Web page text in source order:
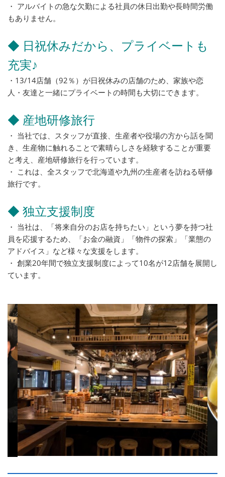
・ アルバイトの急な欠勤による社員の休日出勤や長時間労働
もありません。
◆ 日祝休みだから、プライベートも
充実♪
・13/14店舗（92％）が日祝休みの店舗のため、家族や恋
人・友達と一緒にプライベートの時間も大切にできます。
◆ 産地研修旅行
・ 当社では、スタッフが直接、生産者や役場の方から話を聞
き、生産物に触れることで素晴らしさを経験することが重要
と考え、産地研修旅行を行っています。
・ これは、全スタッフで北海道や九州の生産者を訪ねる研修
旅行です。
◆ 独立支援制度
・ 当社は、「将来自分のお店を持ちたい」という夢を持つ社
員を応援するため、「お金の融資」「物件の探索」「業態の
アドバイス」など様々な支援をします。
・ 創業20年間で独立支援制度によって10名が12店舗を展開し
ています。